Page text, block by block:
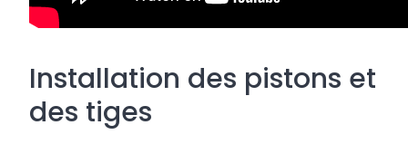
Installation des pistons et
des tiges